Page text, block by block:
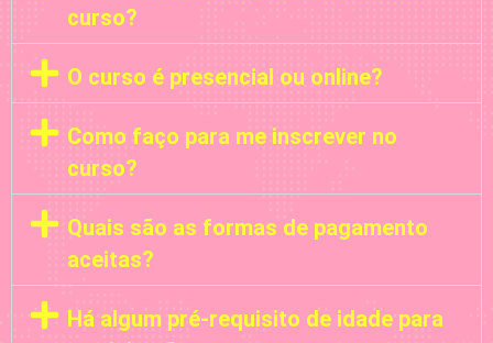
curso?
O curso é presencial ou online?
Como faço para me inscrever no
curso?
Quais são as formas de pagamento
aceitas?
Há algum pré-requisito de idade para